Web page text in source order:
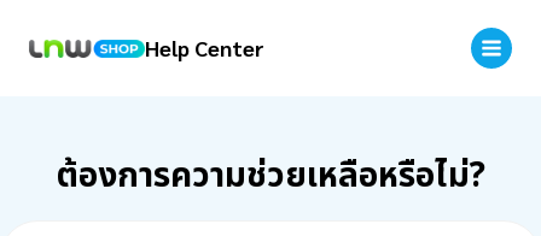
Help Center
ต้องการความช่วยเหลือหรือไม่?